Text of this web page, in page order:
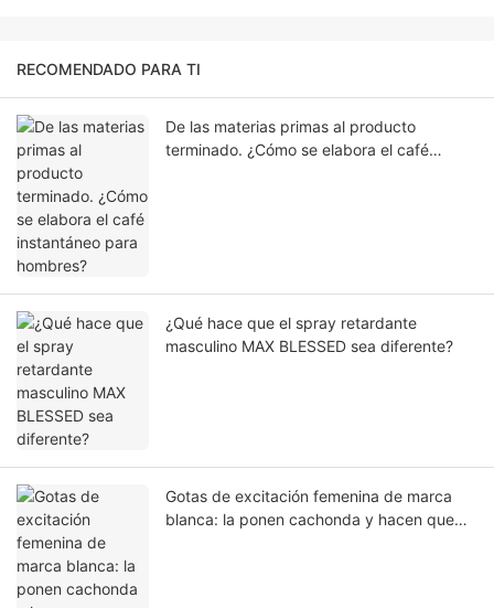
RECOMENDADO PARA TI
De las materias primas al producto
terminado. ¿Cómo se elabora el café
¿Qué hace que el spray retardante
masculino MAX BLESSED sea diferente?
Gotas de excitación femenina de marca
blanca: la ponen cachonda y hacen que